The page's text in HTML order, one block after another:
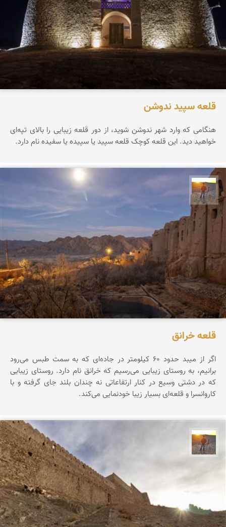
قلعه سپید ندوشن
هنگامی که وارد شهر ندوشن شوید، از دور قلعه زیبایی را بالای تپه‌ای
خواهید دید. این قلعه کوچک قلعه سپید یا سپیده یا سفیده نام دارد.
قلعه خرانق
اگر از میبد حدود ۶۰ کیلومتر در جاده‌ای که به سمت طبس می‌رود
برانیم، به روستای زیبایی می‌رسیم که خرانق نام دارد. روستای زیبایی
که در دشتی وسیع در کنار ارتفاعاتی نه چندان بلند جای گرفته و با
کاروانسرا و قلعه‌ای بسیار زیبا خودنمایی می‌کند.